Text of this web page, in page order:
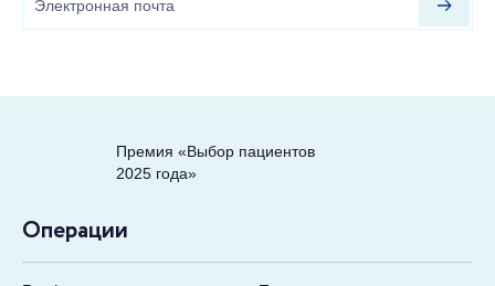
Премия «Выбор пациентов
2025 года»
Операции